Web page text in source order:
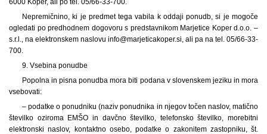
6000 Koper, ali po tel. 05/66-33-700.
Nepremičnino, ki je predmet tega vabila k oddaji ponudb, si je mogoče
ogledati po predhodnem dogovoru s predstavnikom Marjetice Koper d.o.o. –
s.r.l., na elektronskem naslovu info@marjeticakoper.si, ali pa na tel. 05/66-33-
700.
9. Vsebina ponudbe
Popolna in pisna ponudba mora biti podana v slovenskem jeziku in mora
vsebovati:
– podatke o ponudniku (naziv ponudnika in njegov točen naslov, matično
številko oziroma EMŠO in davčno številko, telefonsko številko, morebitni
elektronski naslov, kontaktno osebo, podatke o zakonitem zastopniku, št.